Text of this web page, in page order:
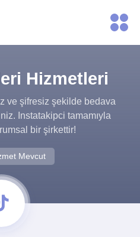
Hizmetleri
ve şifresiz şekilde bedava
Instatakipci tamamıyla
bir şirkettir!
Mevcut